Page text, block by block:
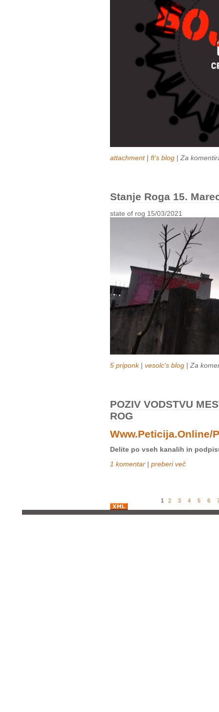
attachment| ft's blog | Za
Stanje Roga 15.
state of rog 15/03/2021
5 priponk| vesolc's blog | Za
POZIV VODSTVU
ROG
Www.peticija.online/
Delite po vseh kanalih in
1 komentar | preberi več
1 2 3 4 5 6